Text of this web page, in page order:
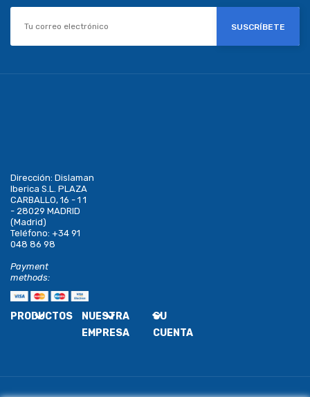
SUSCRÍBETE
Dirección: Dislaman
Iberica S.L. PLAZA
CARBALLO, 16 - 1 1
- 28029 MADRID
(Madrid)
Teléfono: +34 91
048 86 98
Payment
methods:
PRODUCTOS
NUESTRA
EMPRESA
SU
CUENTA